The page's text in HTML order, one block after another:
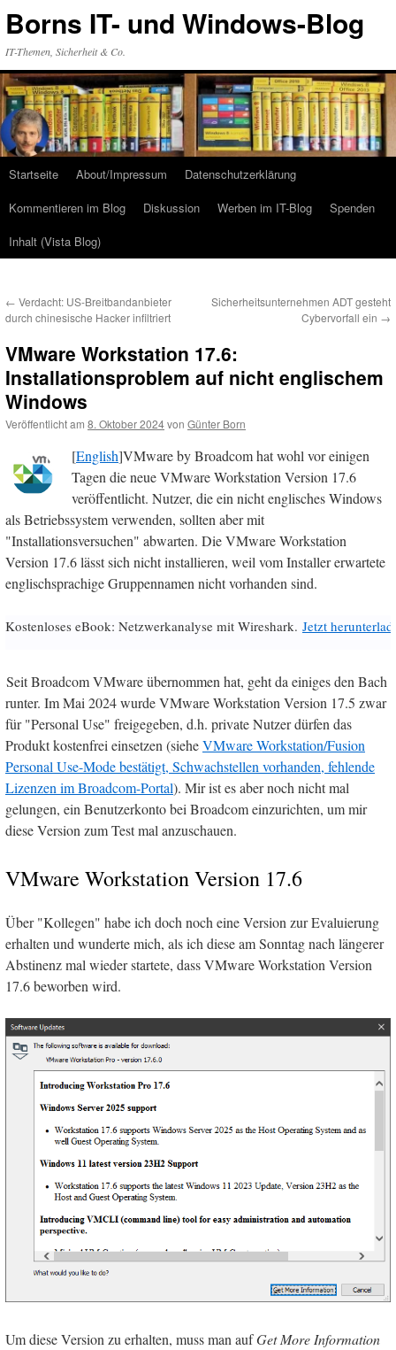
Inhalt
Borns IT- und Windows-Blog
IT-Themen, Sicherheit & Co.
Startseite About/Impressum
Datenschutzerklärung
Kommentieren im Blog
Diskussion Werben im IT-Blog
Spenden
Inhalt (Vista Blog)
← Verdacht: US-Breitbandanbieter
durch chinesische Hacker infiltriert
Sicherheitsunternehmen ADT gesteht
Cybervorfall ein →
VMware Workstation 17.6:
Installationsproblem auf nicht englischem
Windows
Veröffentlicht am 8. Oktober 2024von Günter Born
[English]VMware by Broadcom hat wohl vor einigen
Tagen die neue VMware Workstation Version 17.6
veröffentlicht. Nutzer, die ein nicht englisches Windows
als Betriebssystem verwenden, sollten aber mit
"Installationsversuchen" abwarten. Die VMware Workstation
Version 17.6 lässt sich nicht installieren, weil vom Installer erwartete
englischsprachige Gruppennamen nicht vorhanden sind.
Kostenloses eBook: Netzwerkanalyse mit Wireshark. Jetzt
Seit Broadcom VMware übernommen hat, geht da einiges den Bach
runter. Im Mai 2024 wurde VMware Workstation Version 17.5 zwar
für "Personal Use" freigegeben, d.h. private Nutzer dürfen das
Produkt kostenfrei einsetzen (sieheVMware Workstation/Fusion
Personal Use-Mode bestätigt, Schwachstellen vorhanden, fehlende
Lizenzen im Broadcom-Portal). Mir ist es aber noch nicht mal
gelungen, ein Benutzerkonto bei Broadcom einzurichten, um mir
diese Version zum Test mal anzuschauen.
VMware Workstation Version 17.6
Über "Kollegen" habe ich doch noch eine Version zur Evaluierung
erhalten und wunderte mich, als ich diese am Sonntag nach längerer
Abstinenz mal wieder startete, dass VMware Workstation Version
17.6 beworben wird.
Um diese Version zu erhalten, muss man aufGet More Information